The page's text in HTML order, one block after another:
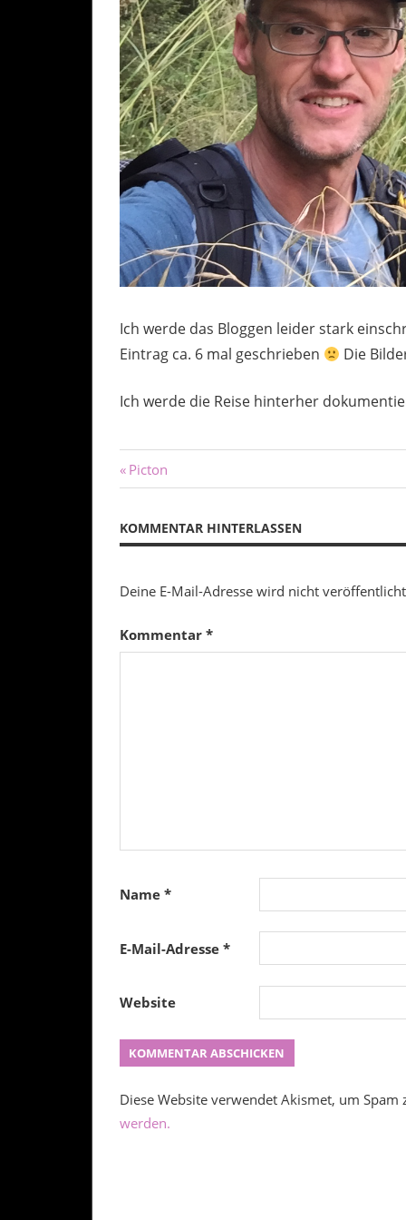
Ich werde das Bloggen leider stark
Eintrag ca. 6 mal geschrieben
Die
Ich werde die Reise hinterher
Beitragsnavigation
Vorheriger
Beitrag:
Picton
KOMMENTAR HINTERLASSEN
Deine E-Mail-Adresse wird nicht
Kommentar *
Name *
E-Mail-Adresse *
Website
Diese Website verwendet Akismet, um Spam
werden.